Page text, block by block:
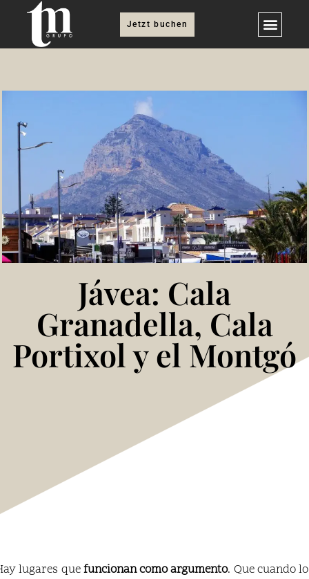
Jetzt buchen
Jávea: Cala
Granadella, Cala
Portixol y el Montgó
lugares quefuncionan como argumento. Que cuando